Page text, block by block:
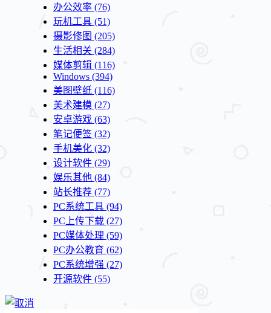
办公效率 (76)
玩机工具 (51)
摄影修图 (205)
生活相关 (284)
媒体剪辑 (116)
Windows (394)
美图壁纸 (116)
美术建模 (27)
安卓游戏 (63)
笔记便签 (32)
手机美化 (32)
设计软件 (29)
娱乐其他 (84)
站长推荐 (77)
PC系统工具 (94)
PC上传下载 (27)
PC媒体处理 (59)
PC办公教育 (62)
PC系统增强 (27)
开源软件 (55)